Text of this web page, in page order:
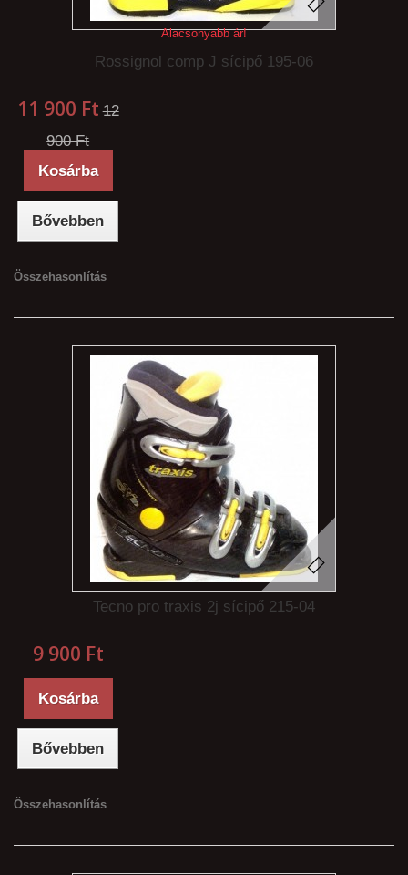
Alacsonyabb ár!
Rossignol comp J sícipő 195-06
11 900 Ft‎ 12
900 Ft‎
Kosárba
Bővebben
Összehasonlítás
Tecno pro traxis 2j sícipő 215-04
9 900 Ft‎
Kosárba
Bővebben
Összehasonlítás